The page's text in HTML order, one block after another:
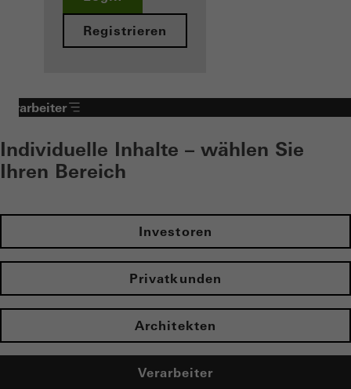
Registrieren
Verarbeiter
Individuelle Inhalte – wählen Sie
Ihren Bereich
Investoren
Privatkunden
Architekten
Verarbeiter